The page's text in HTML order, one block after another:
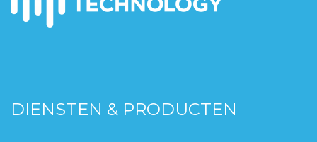
DIENSTEN & PRODUCTEN